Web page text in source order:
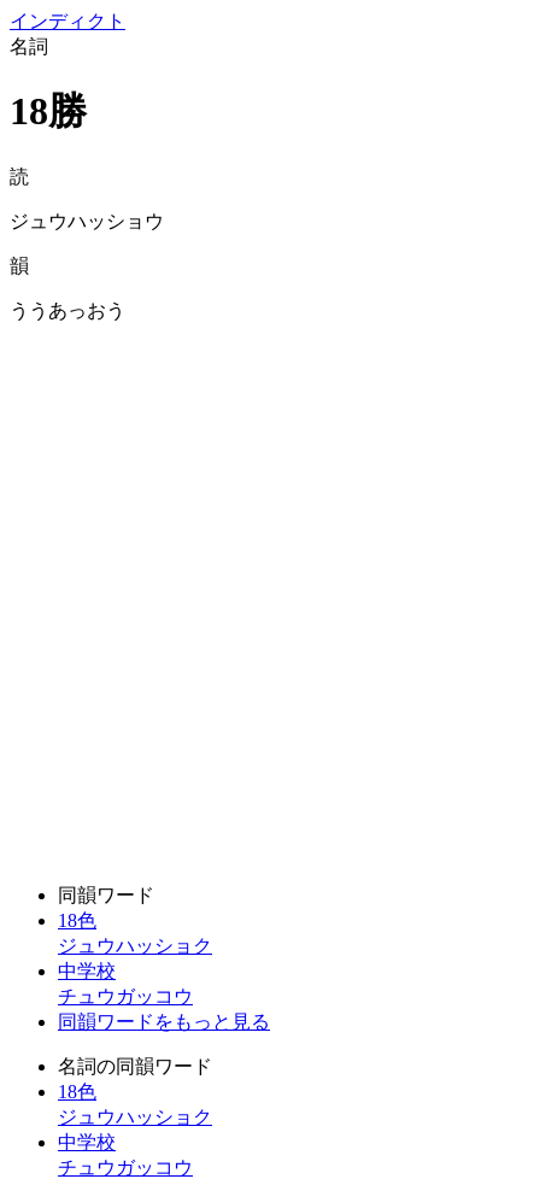
インディクト
名詞
18勝
読
ジュウハッショウ
韻
ううあっおう
同韻ワード
18色
ジュウハッショク
中学校
チュウガッコウ
同韻ワードをもっと見る
名詞の同韻ワード
18色
ジュウハッショク
中学校
チュウガッコウ